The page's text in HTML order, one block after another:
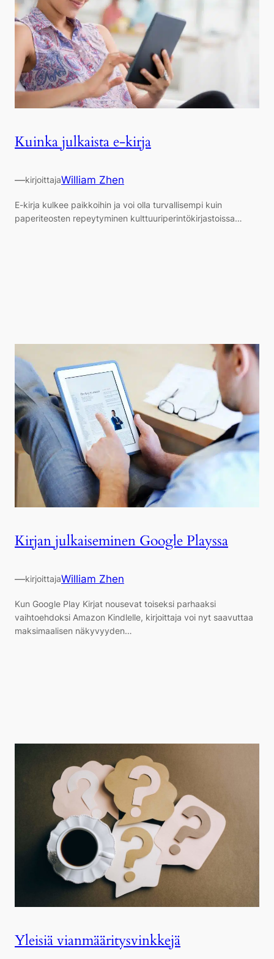
Kuinka julkaista e-kirja
—kirjoittajaWilliam Zhen
E-kirja kulkee paikkoihin ja voi olla turvallisempi kuin
paperiteosten repeytyminen kulttuuriperintökirjastoissa…
Kirjan julkaiseminen Google Playssa
—kirjoittajaWilliam Zhen
Kun Google Play Kirjat nousevat toiseksi parhaaksi
vaihtoehdoksi Amazon Kindlelle, kirjoittaja voi nyt saavuttaa
maksimaalisen näkyvyyden…
Yleisiä vianmääritysvinkkejä